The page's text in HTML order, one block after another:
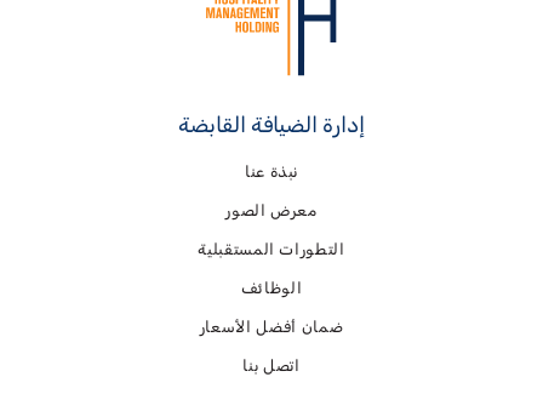
إدارة الضيافة القابضة
نبذة عنا
معرض الصور
التطورات المستقبلية
الوظائف
ضمان أفضل الأسعار
اتصل بنا